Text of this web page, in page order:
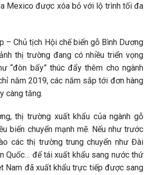
Mexico được xóa bỏ với lộ trình tối đa
– Chủ tịch Hội chế biến gỗ Bình Dương
thị trường đang có nhiều triển vọng
“đòn bẩy” thúc đẩy thêm cho ngành
năm 2019, các năm sắp tới đơn hàng
càng tăng.
thị trường xuất khẩu của ngành gỗ
biến chuyển mạnh mẽ. Nếu như trước
các thị trường trung chuyển như Đài
Quốc… để tái xuất khẩu sang nước thứ
Nam đã xuất khẩu trực tiếp được sang